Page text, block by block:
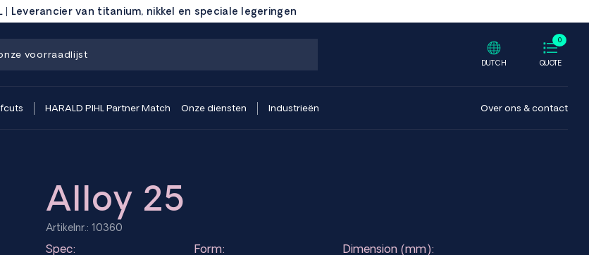
| Leverancier van titanium, nikkel en speciale legeringen
0
QUOTE
DUTCH
HARALD PIHL Partner Match Onze diensten Industrieën Over ons & contact
Alloy 25
Artikelnr.: 10360
Spec:
Form:
Dimension (mm):